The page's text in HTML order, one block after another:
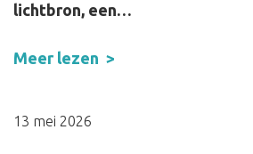
lichtbron, een…
Meer lezen
13 mei 2026